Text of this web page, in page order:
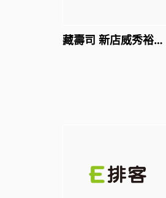
藏壽司 新店威秀裕隆店